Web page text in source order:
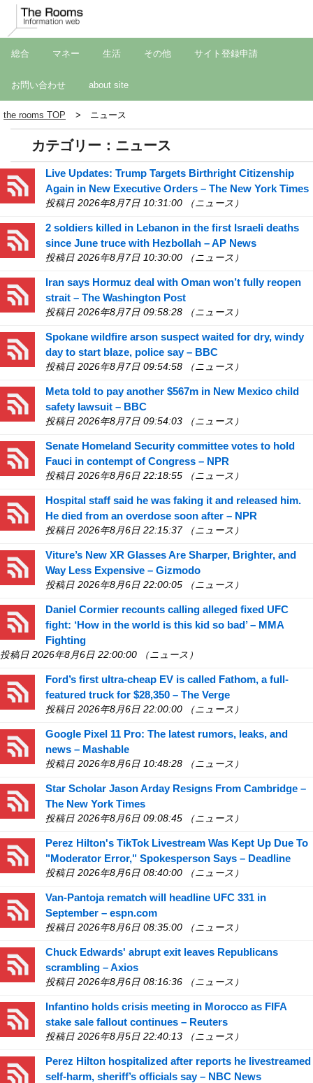
総合 マネー 生活 その他 サイト登録申請
お問い合わせ about site
the rooms TOP ニュース
カテゴリー：ニュース
Live Updates: Trump Targets Birthright Citizenship
Again in New Executive Orders – The New York Times
投稿日 2026年8月7日 10:31:00 （ニュース）
2 soldiers killed in Lebanon in the first Israeli deaths
since June truce with Hezbollah – AP News
投稿日 2026年8月7日 10:30:00 （ニュース）
Iran says Hormuz deal with Oman won’t fully reopen
strait – The Washington Post
投稿日 2026年8月7日 09:58:28 （ニュース）
Spokane wildfire arson suspect waited for dry, windy
day to start blaze, police say – BBC
投稿日 2026年8月7日 09:54:58 （ニュース）
Meta told to pay another $567m in New Mexico child
safety lawsuit – BBC
投稿日 2026年8月7日 09:54:03 （ニュース）
Senate Homeland Security committee votes to hold
Fauci in contempt of Congress – NPR
投稿日 2026年8月6日 22:18:55 （ニュース）
Hospital staff said he was faking it and released him.
He died from an overdose soon after – NPR
投稿日 2026年8月6日 22:15:37 （ニュース）
Viture’s New XR Glasses Are Sharper, Brighter, and
Way Less Expensive – Gizmodo
投稿日 2026年8月6日 22:00:05 （ニュース）
Daniel Cormier recounts calling alleged fixed UFC
fight: ‘How in the world is this kid so bad’ – MMA
Fighting
投稿日 2026年8月6日 22:00:00 （ニュース）
Ford’s first ultra-cheap EV is called Fathom, a full-
featured truck for $28,350 – The Verge
投稿日 2026年8月6日 22:00:00 （ニュース）
Google Pixel 11 Pro: The latest rumors, leaks, and
news – Mashable
投稿日 2026年8月6日 10:48:28 （ニュース）
Star Scholar Jason Arday Resigns From Cambridge –
The New York Times
投稿日 2026年8月6日 09:08:45 （ニュース）
Perez Hilton's TikTok Livestream Was Kept Up Due To
"Moderator Error," Spokesperson Says – Deadline
投稿日 2026年8月6日 08:40:00 （ニュース）
Van-Pantoja rematch will headline UFC 331 in
September – espn.com
投稿日 2026年8月6日 08:35:00 （ニュース）
Chuck Edwards' abrupt exit leaves Republicans
scrambling – Axios
投稿日 2026年8月6日 08:16:36 （ニュース）
Infantino holds crisis meeting in Morocco as FIFA
stake sale fallout continues – Reuters
投稿日 2026年8月5日 22:40:13 （ニュース）
Perez Hilton hospitalized after reports he livestreamed
self-harm, sheriff’s officials say – NBC News